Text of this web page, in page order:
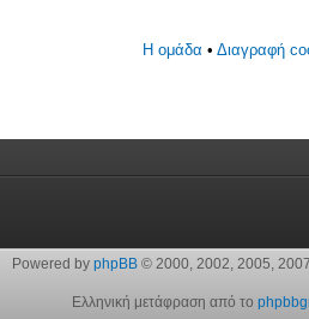
Η ομάδα • Διαγραφή
Powered by phpBB© 2000, 2002, 2005,
Ελληνική μετάφραση από το